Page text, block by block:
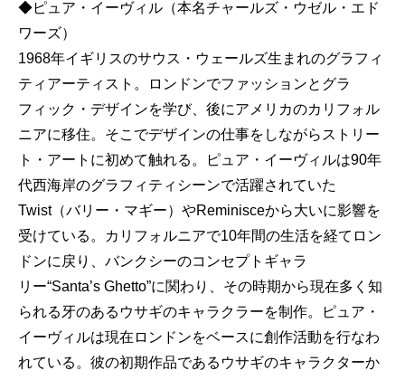
◆ピュア・イーヴィル（本名チャールズ・ウゼル・エド
ワーズ）
1968年イギリスのサウス・ウェールズ生まれのグラフィ
ティアーティスト。ロンドンでファッションとグラ
フィック・デザインを学び、後にアメリカのカリフォル
ニアに移住。そこでデザインの仕事をしながらストリー
ト・アートに初めて触れる。ピュア・イーヴィルは90年
代西海岸のグラフィティシーンで活躍されていた
Twist（バリー・マギー）やReminisceから大いに影響を
受けている。カリフォルニアで10年間の生活を経てロン
ドンに戻り、バンクシーのコンセプトギャラ
リー“Santa’s Ghetto”に関わり、その時期から現在多く知
られる牙のあるウサギのキャラクラーを制作。ピュア・
イーヴィルは現在ロンドンをベースに創作活動を行なわ
れている。彼の初期作品であるウサギのキャラクターか